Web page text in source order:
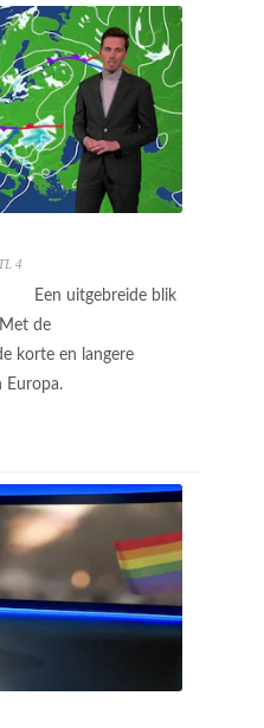
4
Een uitgebreide blik
de
korte en langere
Europa.